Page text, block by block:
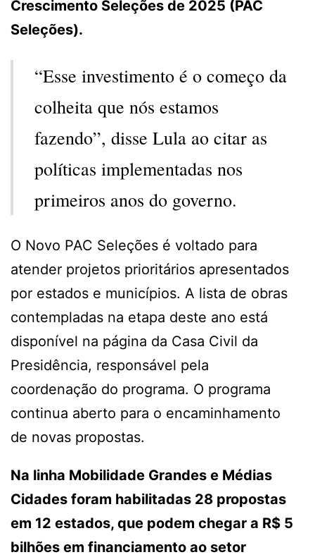
Crescimento Seleções de 2025 (PAC
Seleções).
“Esse investimento é o começo da
colheita que nós estamos
fazendo”, disse Lula ao citar as
políticas implementadas nos
primeiros anos do governo.
O Novo PAC Seleções é voltado para
atender projetos prioritários apresentados
por estados e municípios. A lista de obras
contempladas na etapa deste ano está
disponível na página da Casa Civil da
Presidência, responsável pela
coordenação do programa. O programa
continua aberto para o encaminhamento
de novas propostas.
Na linha Mobilidade Grandes e Médias
Cidades foram habilitadas 28 propostas
em 12 estados, que podem chegar a R$ 5
bilhões em financiamento ao setor